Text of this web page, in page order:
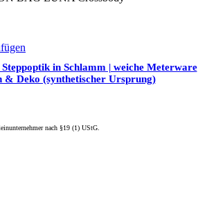
in Schlamm | weiche Meterware
& Deko (synthetischer Ursprung)
nach §19 (1) UStG.